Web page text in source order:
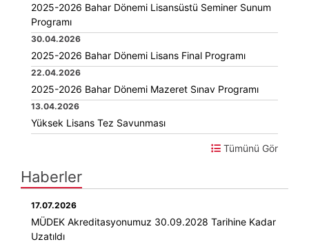
2025-2026 Bahar Dönemi Lisansüstü Seminer Sunum
Programı
30.04.2026
2025-2026 Bahar Dönemi Lisans Final Programı
22.04.2026
2025-2026 Bahar Dönemi Mazeret Sınav Programı
13.04.2026
Yüksek Lisans Tez Savunması
Tümünü Gör
Haberler
17.07.2026
MÜDEK Akreditasyonumuz 30.09.2028 Tarihine Kadar
Uzatıldı